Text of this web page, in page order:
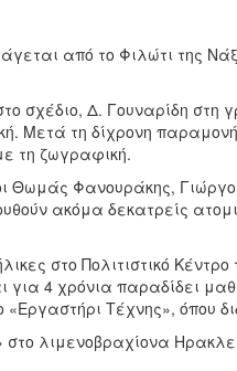
από το Φιλώτι της
σχέδιο, Δ. Γουναρίδη στη
Μετά τη δίχρονη
τη ζωγραφική.
Θωμάς Φανουράκης,
ακόμα δεκατρείς
στο Πολιτιστικό Κέντρο
για 4 χρόνια παραδίδει
Τέχνης», όπου
στο λιμενοβραχίονα